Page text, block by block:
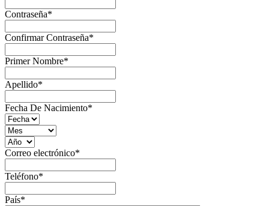
Contraseña*
Confirmar Contraseña*
Primer Nombre*
Apellido*
Fecha De Nacimiento*
Correo electrónico*
Teléfono*
País*